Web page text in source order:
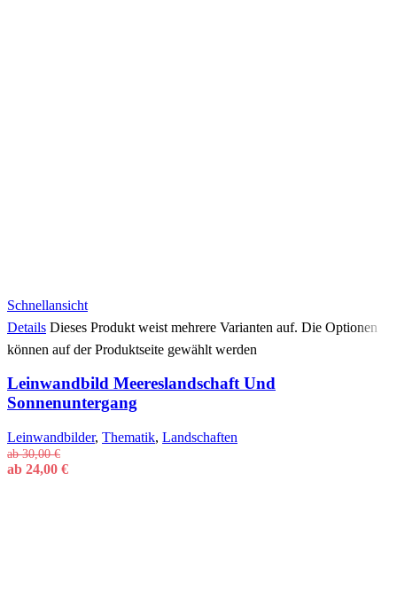
Schnellansicht
Details Dieses Produkt weist mehrere Varianten auf. Die Optionen
können auf der Produktseite gewählt werden
Leinwandbild Meereslandschaft Und
Sonnenuntergang
Leinwandbilder, Thematik, Landschaften
ab30,00€
ab 24,00 €